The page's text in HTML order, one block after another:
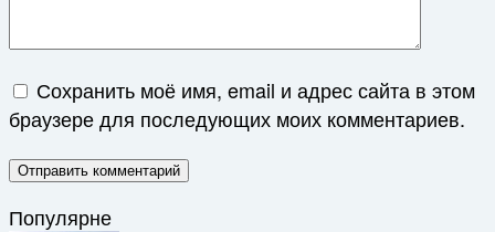
Сохранить моё имя, email и адрес сайта в этом
браузере для последующих моих комментариев.
Популярне